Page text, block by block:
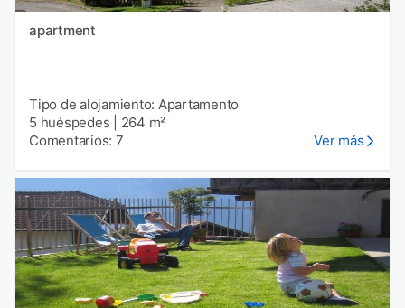
apartment
Tipo de alojamiento: Apartamento
5 huéspedes
264 m²
Comentarios: 7
Ver más